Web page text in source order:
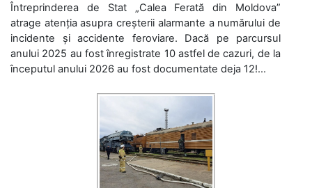
Întreprinderea de Stat „Calea Ferată din Moldova”
atrage atenția asupra creșterii alarmante a numărului de
incidente și accidente feroviare. Dacă pe parcursul
anului 2025 au fost înregistrate 10 astfel de cazuri, de la
începutul anului 2026 au fost documentate deja 12!...